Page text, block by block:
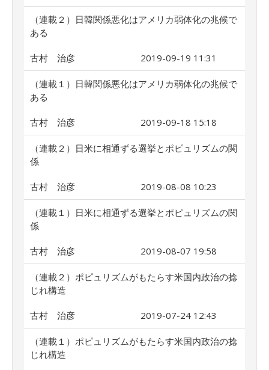
（連載２）日韓関係悪化はアメリカ弱体化の兆候で
ある
古村 治彦 2019-09-19 11:31
（連載１）日韓関係悪化はアメリカ弱体化の兆候で
ある
古村 治彦 2019-09-18 15:18
（連載２）日米に相通ずる選挙とポピュリズムの関
係
古村 治彦 2019-08-08 10:23
（連載１）日米に相通ずる選挙とポピュリズムの関
係
古村 治彦 2019-08-07 19:58
（連載２）ポピュリズムがもたらす米国内政治の捻
じれ構造
古村 治彦 2019-07-24 12:43
（連載１）ポピュリズムがもたらす米国内政治の捻
じれ構造